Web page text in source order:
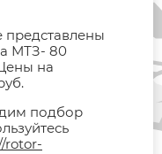
представлены
МТЗ- 80
на
подбор
rotor-